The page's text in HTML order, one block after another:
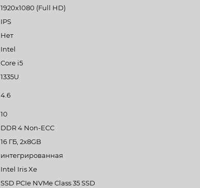
1920х1080 (Full HD)
IPS
Нет
Intel
Core i5
1335U
4.6
10
DDR 4 Non-ECC
16 ГБ, 2x8GB
интегрированная
Intel Iris Xe
SSD PCIe NVMe Class 35 SSD